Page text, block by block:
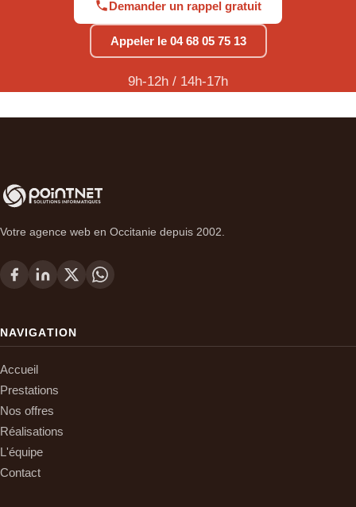
Demander un rappel gratuit
Appeler le 04 68 05 75 13
9h-12h / 14h-17h
Votre agence web en Occitanie depuis 2002.
NAVIGATION
Accueil
Prestations
Nos offres
Réalisations
L'équipe
Contact